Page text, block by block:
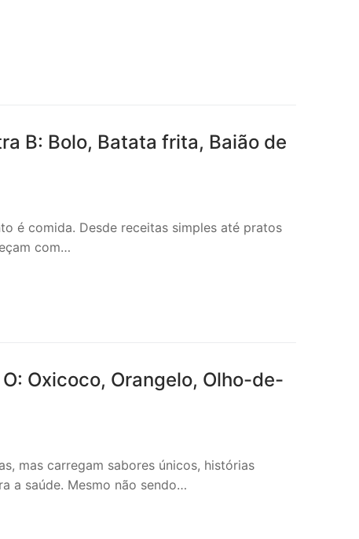
B: Bolo, Batata frita, Baião de
é comida. Desde receitas simples até pratos
com…
Oxicoco, Orangelo, Olho-de-
mas carregam sabores únicos, histórias
a saúde. Mesmo não sendo…